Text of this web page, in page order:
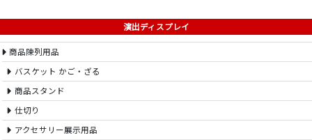
演出ディスプレイ
商品陳列用品
バスケット かご・ざる
商品スタンド
仕切り
アクセサリー展示用品